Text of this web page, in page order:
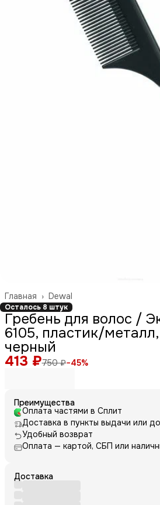
Dewal
Главная ›
Осталось 8 штук
Гребень для волос /
6105, пластик/
черный
413 ₽750 ₽−45%
Преимущества
Оплата частями в Сплит
Доставка в пункты выдачи или
Удобный возврат
Оплата — картой, СБП или
Доставка